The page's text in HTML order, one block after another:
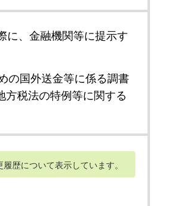
に、金融機関等に提示す
の国外送金等に係る調書
方税法の特例等に関する
歴について表示しています。